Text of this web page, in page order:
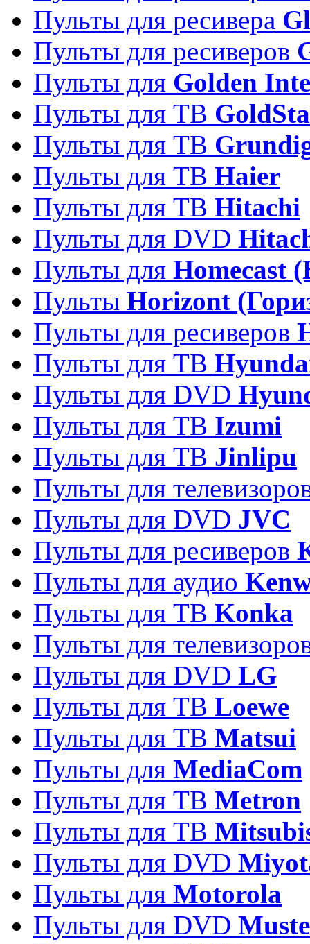
Пульты для ресивера
Пульты для ресиверов
Пульты для Golden
Пульты для ТВ
Пульты для ТВ
Пульты для ТВ Haier
Пульты для ТВ Hitachi
Пульты для DVD
Пульты для Homecast
Пульты Horizont
Пульты для ресиверов
Пульты для ТВ
Пульты для DVD
Пульты для ТВ Izumi
Пульты для ТВ Jinlipu
Пульты для
Пульты для DVD JVC
Пульты для ресиверов
Пульты для аудио
Пульты для ТВ Konka
Пульты для
Пульты для DVD LG
Пульты для ТВ Loewe
Пульты для ТВ Matsui
Пульты для MediaCom
Пульты для ТВ Metron
Пульты для TB
Пульты для DVD
Пульты для Motorola
Пульты для DVD